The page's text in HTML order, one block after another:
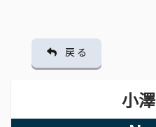
戻 る
小